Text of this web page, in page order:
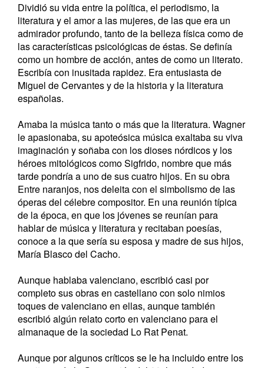
Dividió su vida entre la política, el periodismo, la
literatura y el amor a las mujeres, de las que era un
admirador profundo, tanto de la belleza física como de
las características psicológicas de éstas. Se definía
como un hombre de acción, antes de como un literato.
Escribía con inusitada rapidez. Era entusiasta de
Miguel de Cervantes y de la historia y la literatura
españolas.
Amaba la música tanto o más que la literatura. Wagner
le apasionaba, su apoteósica música exaltaba su viva
imaginación y soñaba con los dioses nórdicos y los
héroes mitológicos como Sigfrido, nombre que más
tarde pondría a uno de sus cuatro hijos. En su obra
Entre naranjos, nos deleita con el simbolismo de las
óperas del célebre compositor. En una reunión típica
de la época, en que los jóvenes se reunían para
hablar de música y literatura y recitaban poesías,
conoce a la que sería su esposa y madre de sus hijos,
María Blasco del Cacho.
Aunque hablaba valenciano, escribió casi por
completo sus obras en castellano con solo nimios
toques de valenciano en ellas, aunque también
escribió algún relato corto en valenciano para el
almanaque de la sociedad Lo Rat Penat.
Aunque por algunos críticos se le ha incluido entre los